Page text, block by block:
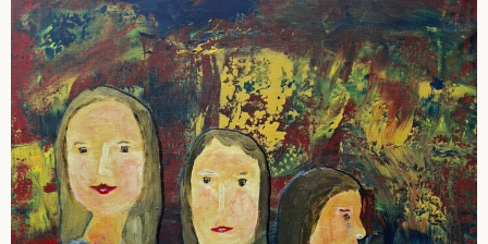
Portraits
Religiöses – Gefühle
Tiere
Serie: Inklusion